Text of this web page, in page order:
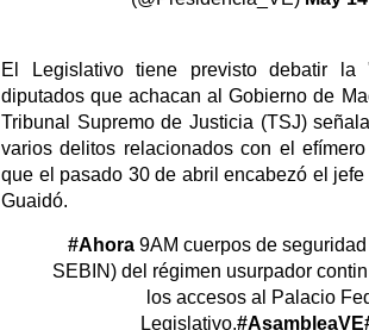
El Legislativo tiene previsto debatir la
diputados que achacan al Gobierno de
Tribunal Supremo de Justicia (TSJ)
varios delitos relacionados con el
que el pasado 30 de abril encabezó el
Guaidó.
#Ahora 9AM cuerpos de
SEBIN) del régimen usurpador
los accesos al Palacio
Legislativo.#AsambleaVE